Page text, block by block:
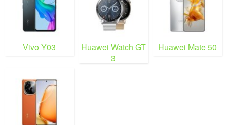
Vivo Y03
Huawei Watch GT
3
Huawei Mate 50